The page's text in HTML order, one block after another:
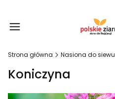
Strona główna Nasiona do siewu
Koniczyna